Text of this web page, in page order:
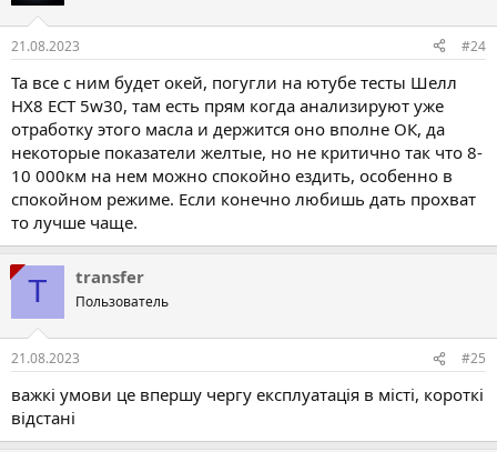
21.08.2023 #24
Та все с ним будет окей, погугли на ютубе тесты Шелл
HX8 ЕСТ 5w30, там есть прям когда анализируют уже
отработку этого масла и держится оно вполне ОК, да
некоторые показатели желтые, но не критично так что 8-
10 000км на нем можно спокойно ездить, особенно в
спокойном режиме. Если конечно любишь дать прохват
то лучше чаще.
T transfer
Пользователь
21.08.2023 #25
важкі умови це впершу чергу експлуатація в місті, короткі
відстані